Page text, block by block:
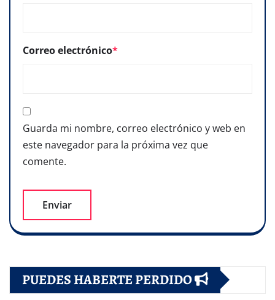
Correo electrónico*
Guarda mi nombre, correo electrónico y web en
este navegador para la próxima vez que
comente.
PUEDES HABERTE PERDIDO